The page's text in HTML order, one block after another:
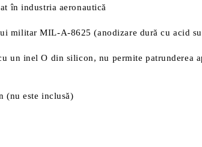
în industria aeronautică
militar MIL-A-8625 (anodizare dură cu acid
un inel O din silicon, nu permite patrunderea
(nu este inclusă)